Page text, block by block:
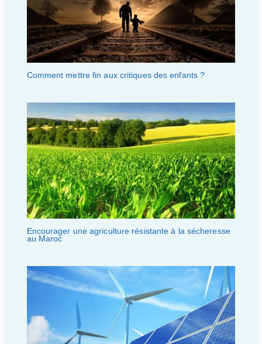
Comment mettre fin aux critiques des enfants ?
Encourager une agriculture résistante à la sécheresse
au Maroc